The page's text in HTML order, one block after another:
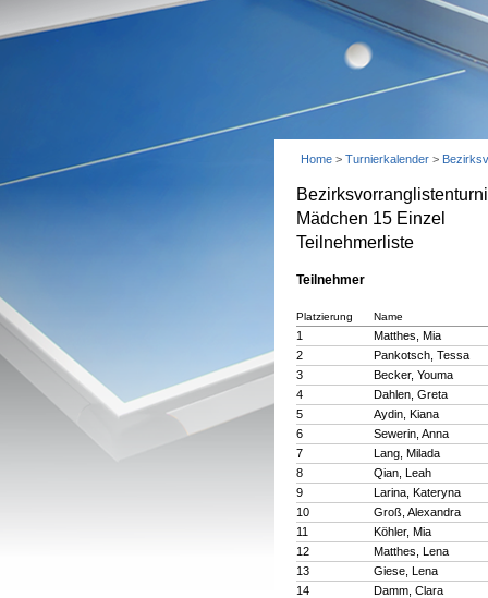
Home > Turnierkalender >
Mädchen 15 Einzel
Teilnehmerliste
Teilnehmer
Platzierung Name
1
Matthes, Mia
2
Pankotsch, Tessa
3
Becker, Youma
4
Dahlen, Greta
5
Aydin, Kiana
6
Sewerin, Anna
7
Lang, Milada
8
Qian, Leah
9
Larina, Kateryna
10
Groß, Alexandra
11
Köhler, Mia
12
Matthes, Lena
13
Giese, Lena
14
Damm, Clara